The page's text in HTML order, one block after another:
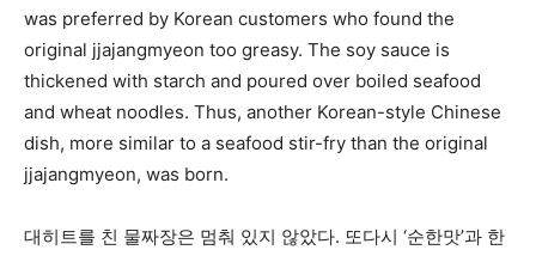
was preferred by Korean customers who found the
original jjajangmyeon too greasy. The soy sauce is
thickened with starch and poured over boiled seafood
and wheat noodles. Thus, another Korean-style Chinese
dish, more similar to a seafood stir-fry than the original
jjajangmyeon, was born.
대히트를 친 물짜장은 멈춰 있지 않았다. 또다시 ‘순한맛’과 한